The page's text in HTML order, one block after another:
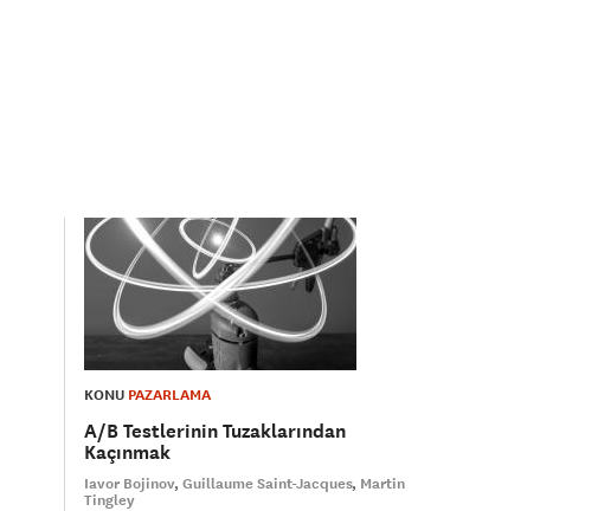
KONU PAZARLAMA
A/B Testlerinin Tuzaklarından
Kaçınmak
Iavor Bojinov Guillaume Saint-Jacques Martin
Tingley